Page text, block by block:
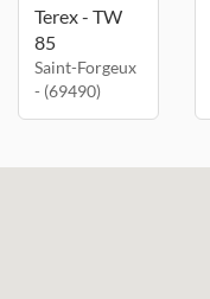
Terex - TW
85
Saint-Forgeux
- (69490)